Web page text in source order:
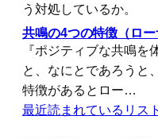
う対処しているか。
共鳴の4つの特徴（ロー
『ポジティブな共鳴を
と、なにとであろうと
特徴があるとロー…
最近読まれているリス